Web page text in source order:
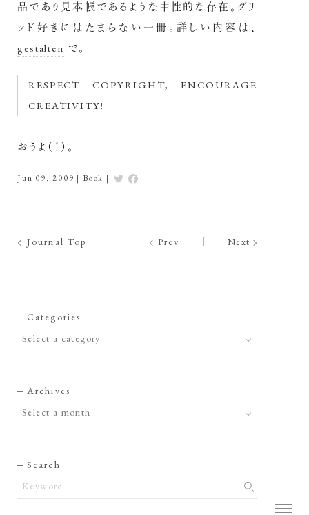
品であり見本帳であるような中性的な存在。グリ
ッド好きにはたまらない一冊。詳しい内容は、
gestalten で。
RESPECT COPYRIGHT, ENCOURAGE
CREATIVITY!
おうよ（！）。
Jun 09, 2009 | Book |
Journal Top Prev Next
Categories
Archives
Search